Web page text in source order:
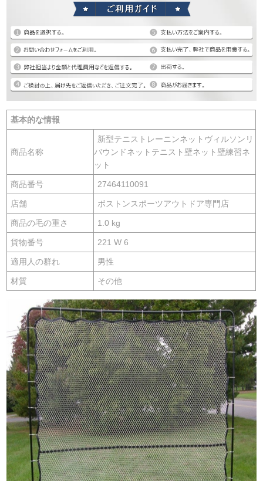
基本的な情報
商品名称
新型テニストレーニンネットヴィルソンリ
バウンドネットテニスト壁ネット壁練習ネ
ット
商品番号 27464110091
店舗 ボストンスポーツアウトドア専門店
商品の毛の重さ 1.0 kg
貨物番号 221 W 6
適用人の群れ 男性
材質 その他